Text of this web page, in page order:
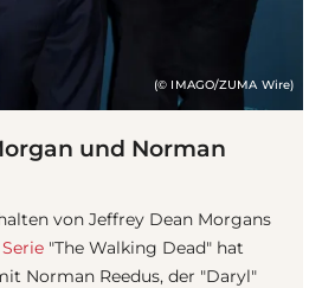
(© IMAGO/ZUMA Wire)
und Norman
von Jeffrey Dean Morgans
Serie "The Walking Dead" hat
Norman Reedus, der "Daryl"